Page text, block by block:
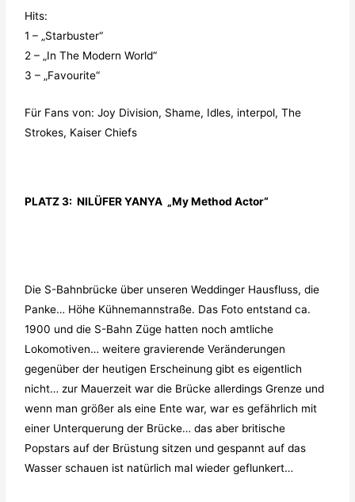
Hits:
1 – „Starbuster“
2 – „In The Modern World“
3 – „Favourite“
Für Fans von: Joy Division, Shame, Idles, interpol, The
Strokes, Kaiser Chiefs
PLATZ 3: NILÜFER YANYA „My Method Actor“
Die S-Bahnbrücke über unseren Weddinger Hausfluss, die
Panke… Höhe Kühnemannstraße. Das Foto entstand ca.
1900 und die S-Bahn Züge hatten noch amtliche
Lokomotiven… weitere gravierende Veränderungen
gegenüber der heutigen Erscheinung gibt es eigentlich
nicht… zur Mauerzeit war die Brücke allerdings Grenze und
wenn man größer als eine Ente war, war es gefährlich mit
einer Unterquerung der Brücke… das aber britische
Popstars auf der Brüstung sitzen und gespannt auf das
Wasser schauen ist natürlich mal wieder geflunkert…